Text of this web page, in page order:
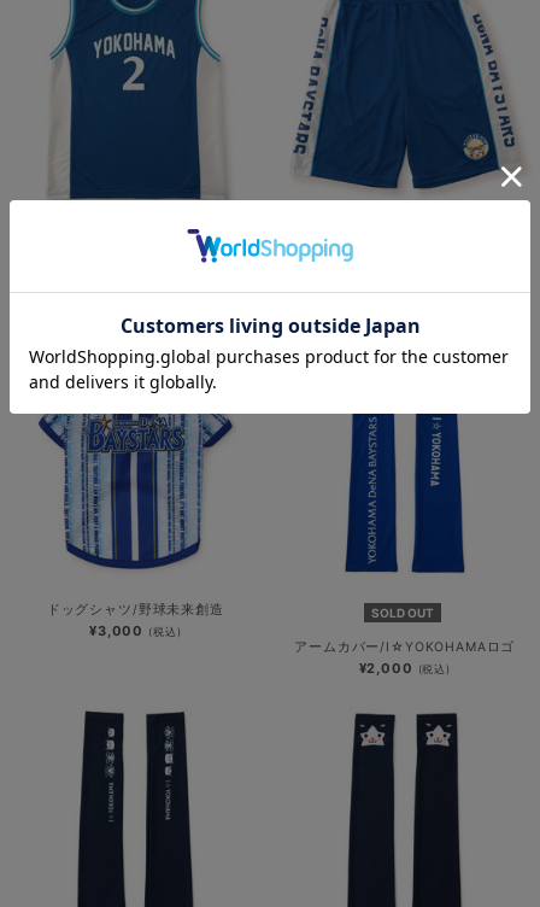
バスケットボールユニフォーム風タン
ョートパンツ
ドッグシャツ/野球未来創造
¥3,000 (税込)
SOLD OUT
アームカバー/I☆YOKOHAMAロゴ
¥2,000 (税込)